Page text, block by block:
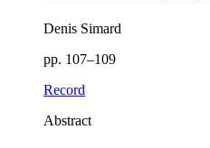
Denis Simard
pp. 107–109
Record
Abstract